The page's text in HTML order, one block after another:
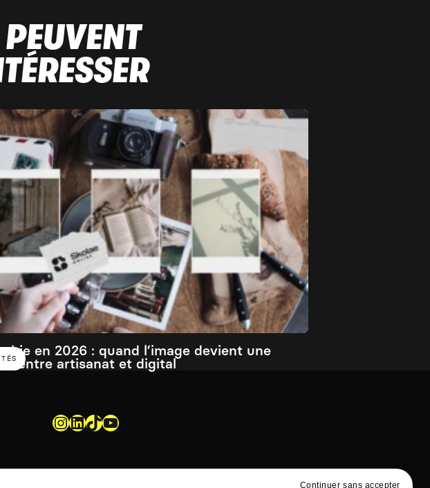
en 2026 : quand l’image devient une
entre artisanat et digital
InstagramLinkedIn TikTok YouTube
Continuer sans accepter